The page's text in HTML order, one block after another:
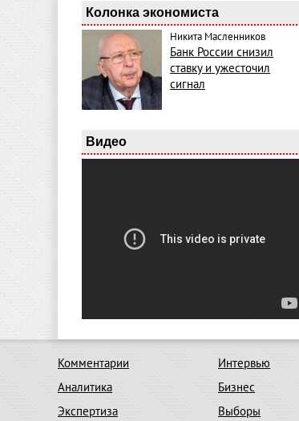
Колонка экономиста
Никита Масленников
Банк России снизил
ставку и ужесточил
сигнал
Видео
Комментарии
Аналитика
Экспертиза
Интервью
Бизнес
Выборы